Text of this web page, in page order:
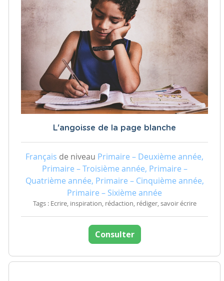
L'angoisse de la page blanche
Français de niveau Primaire – Deuxième année,
Primaire – Troisième année, Primaire –
Quatrième année, Primaire – Cinquième année,
Primaire – Sixième année
Tags : Ecrire, inspiration, rédaction, rédiger, savoir écrire
Consulter